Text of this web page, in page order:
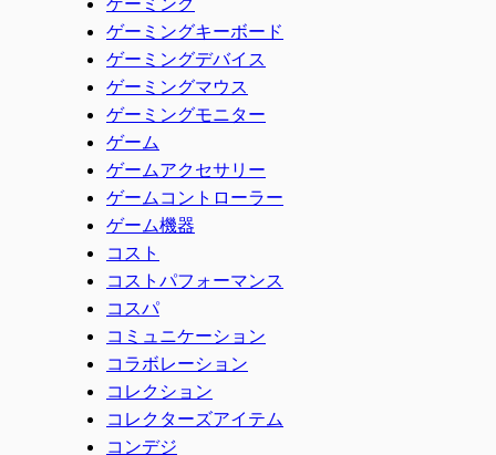
ゲーミングキーボード
ゲーミングデバイス
ゲーミングマウス
ゲーミングモニター
ゲーム
ゲームアクセサリー
ゲームコントローラー
ゲーム機器
コスト
コストパフォーマンス
コスパ
コミュニケーション
コラボレーション
コレクション
コレクターズアイテム
コンデジ